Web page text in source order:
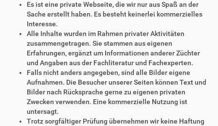
Es ist eine private Webseite, die wir nur aus Spaß an der
Sache erstellt haben. Es besteht keinerlei kommerzielles
Interesse.
Alle Inhalte wurden im Rahmen privater Aktivitäten
zusammengetragen. Sie stammen aus eigenen
Erfahrungen, ergänzt um Informationen anderer Züchter
und Angaben aus der Fachliteratur und Fachexperten.
Falls nicht anders angegeben, sind alle Bilder eigene
Aufnahmen. Die Besucher unserer Seiten können Text und
Bilder nach Rücksprache gerne zu eigenen privaten
Zwecken verwenden. Eine kommerzielle Nutzung ist
untersagt.
Trotz sorgfältiger Prüfung übernehmen wir keine Haftung